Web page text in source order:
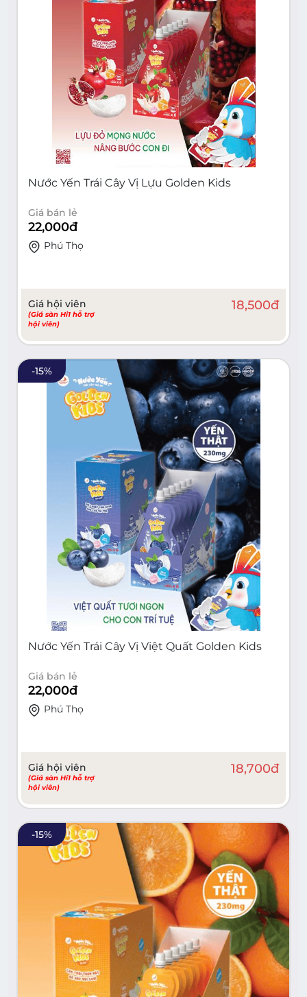
Nước Yến Trái Cây Vị Lựu Golden Kids
Giá bán lẻ
22,000đ
Phú Thọ
Giá hội viên
(Giá sàn Hi1 hỗ trợ
hội viên)
18,500đ
-15%
Nước Yến Trái Cây Vị Việt Quất Golden Kids
Giá bán lẻ
22,000đ
Phú Thọ
Giá hội viên
(Giá sàn Hi1 hỗ trợ
hội viên)
18,700đ
-15%